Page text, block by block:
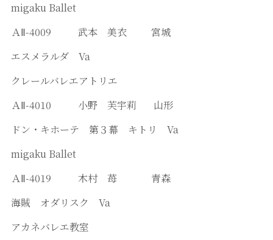
migaku Ballet
ＡⅡ-4009 武本 美衣 宮城
エスメラルダ Va
クレールバレエアトリエ
ＡⅡ-4010 小野 芙宇莉 山形
ドン・キホーテ 第３幕 キトリ Va
migaku Ballet
ＡⅡ-4019 木村 苺 青森
海賊 オダリスク Va
アカネバレエ教室